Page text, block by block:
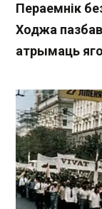
Пераемнік
Ходжа
атрымаць